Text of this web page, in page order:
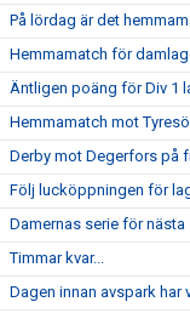
På lördag är det
Hemmamatch för
Äntligen poäng för Div 1
Hemmamatch mot
Derby mot Degerfors på
Följ lucköppningen för
Damernas serie för nästa
Timmar kvar...
Dagen innan avspark har